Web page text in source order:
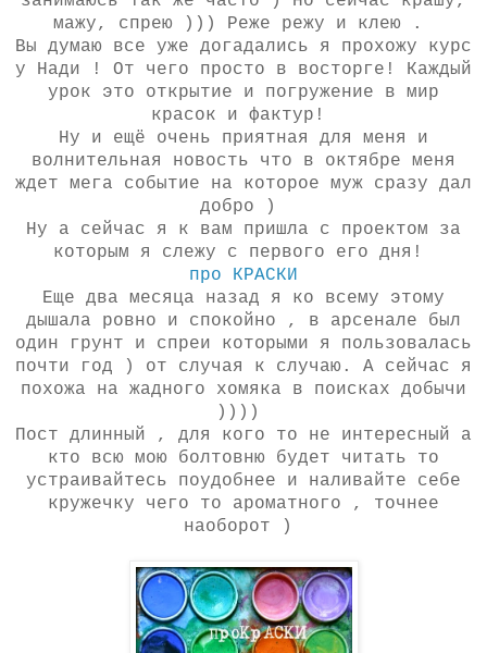
мажу, спрею ))) Реже режу и клею .
Вы думаю все уже догадались я прохожу курс
у Нади ! От чего просто в восторге! Каждый
урок это открытие и погружение в мир
красок и фактур!
Ну и ещё очень приятная для меня и
волнительная новость что в октябре меня
ждет мега событие на которое муж сразу дал
добро )
Ну а сейчас я к вам пришла с проектом за
которым я слежу с первого его дня!
про КРАСКИ
Еще два месяца назад я ко всему этому
дышала ровно и спокойно , в арсенале был
один грунт и спреи которыми я пользовалась
почти год ) от случая к случаю. А сейчас я
похожа на жадного хомяка в поисках добычи
))))
Пост длинный , для кого то не интересный а
кто всю мою болтовню будет читать то
устраивайтесь поудобнее и наливайте себе
кружечку чего то ароматного , точнее
наоборот )